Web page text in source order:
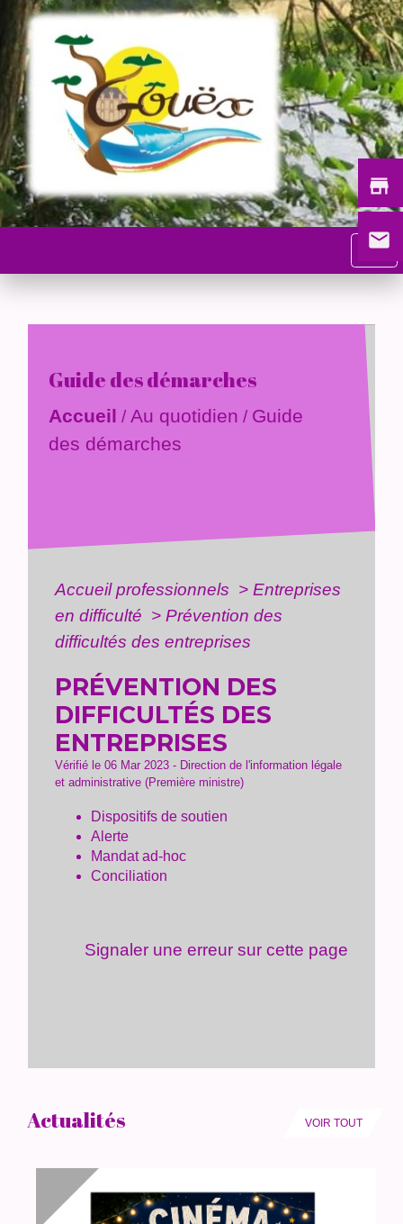
menu
Guide des démarches
Accueil / Au quotidien / Guide
des démarches
Accueil professionnels > Entreprises
en difficulté > Prévention des
difficultés des entreprises
PRÉVENTION DES
DIFFICULTÉS DES
ENTREPRISES
Vérifié le 06 Mar 2023 - Direction de l'information légale
et administrative (Première ministre)
Dispositifs de soutien
Alerte
Mandat ad-hoc
Conciliation
Signaler une erreur sur cette page
Actualités VOIR TOUT
store
email